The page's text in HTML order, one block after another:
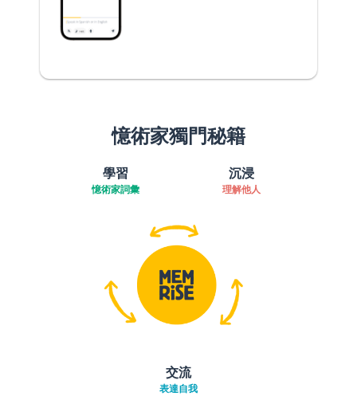
憶術家獨門秘籍
學習
憶術家詞彙
沉浸
理解他人
交流
表達自我